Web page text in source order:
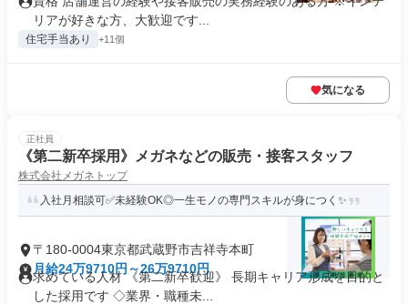
リアが好きな方、大歓迎です...
住宅手当あり +11個
気になる
正社員
《第二新卒採用》メガネなどの販売・接客スタッフ
株式会社メガネトップ
入社月相談可✅未経験OK◎一生モノの専門スキルが身につく✨
〒180-0004東京都武蔵野市吉祥寺本町
月給24万9710円～26万9710円
求めている人材 《第二新卒歓迎》 長期キャリア形成を目的と
した採用です ◇業界・職種未...